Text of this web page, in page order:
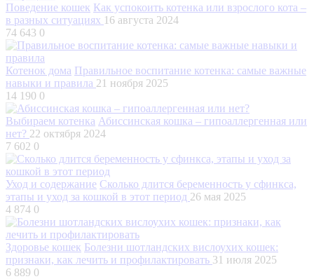
Поведение кошек Как успокоить котенка или взрослого кота –
в разных ситуациях 16 августа 2024
74 643 0
Котенок дома Правильное воспитание котенка: самые важные
навыки и правила 21 ноября 2025
14 190 0
Выбираем котенка Абиссинская кошка – гипоаллергенная или
нет? 22 октября 2024
7 602 0
Уход и содержание Сколько длится беременность у сфинкса,
этапы и уход за кошкой в этот период 26 мая 2025
4 874 0
Здоровье кошек Болезни шотландских вислоухих кошек:
признаки, как лечить и профилактировать 31 июля 2025
6 889 0